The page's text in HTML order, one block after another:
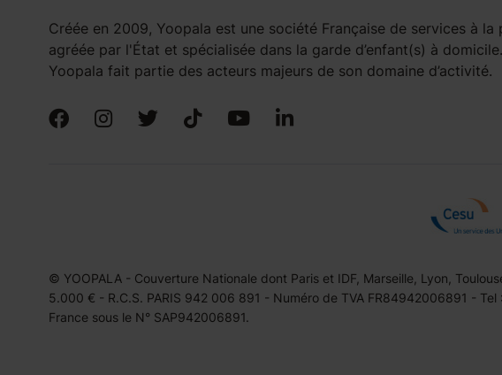
Créée en 2009, Yoopala est une société Française de services à la
agréée par l'État et spécialisée dans la garde d’enfant(s) à domicile.
Yoopala fait partie des acteurs majeurs de son domaine d’activité.
© YOOPALA - Couverture Nationale dont Paris et IDF, Marseille, Lyon,
5.000 € - R.C.S. PARIS 942 006 891 - Numéro de TVA FR84942006891 -
France sous le N° SAP942006891.